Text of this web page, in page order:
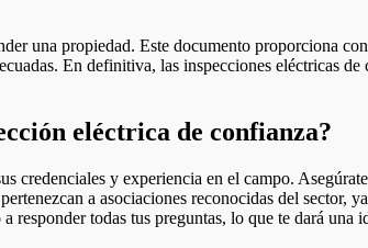
una propiedad. Este documento proporciona
En definitiva, las inspecciones eléctricas
eléctrica de confianza?
y experiencia en el campo.
a asociaciones reconocidas del sector,
responder todas tus preguntas, lo que te dará